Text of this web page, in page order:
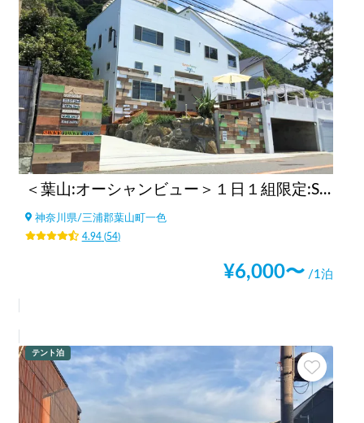
＜葉山:オーシャンビュー＞１日１組限定:Sunny Funny Days
神奈川県/三浦郡葉山町一色
4.94(54)
¥6,000〜 /1泊
テント泊